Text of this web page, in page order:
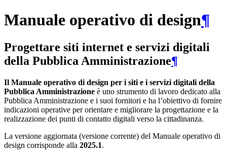
Manuale operativo di design¶
Progettare siti internet e servizi digitali
della Pubblica Amministrazione¶
Il Manuale operativo di design per i siti e i servizi digitali della
Pubblica Amministrazione è uno strumento di lavoro dedicato alla
Pubblica Amministrazione e i suoi fornitori e ha l’obiettivo di fornire
indicazioni operative per orientare e migliorare la progettazione e la
realizzazione dei punti di contatto digitali verso la cittadinanza.
La versione aggiornata (versione corrente) del Manuale operativo di
design corrisponde alla 2025.1.